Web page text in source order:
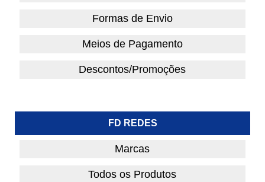
Formas de Envio
Meios de Pagamento
Descontos/Promoções
FD REDES
Marcas
Todos os Produtos